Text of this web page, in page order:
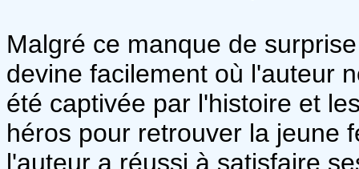
Malgré ce manque de
devine facilement où l'auteur
été captivée par l'histoire et
héros pour retrouver la jeune
l'auteur a réussi à satisfaire